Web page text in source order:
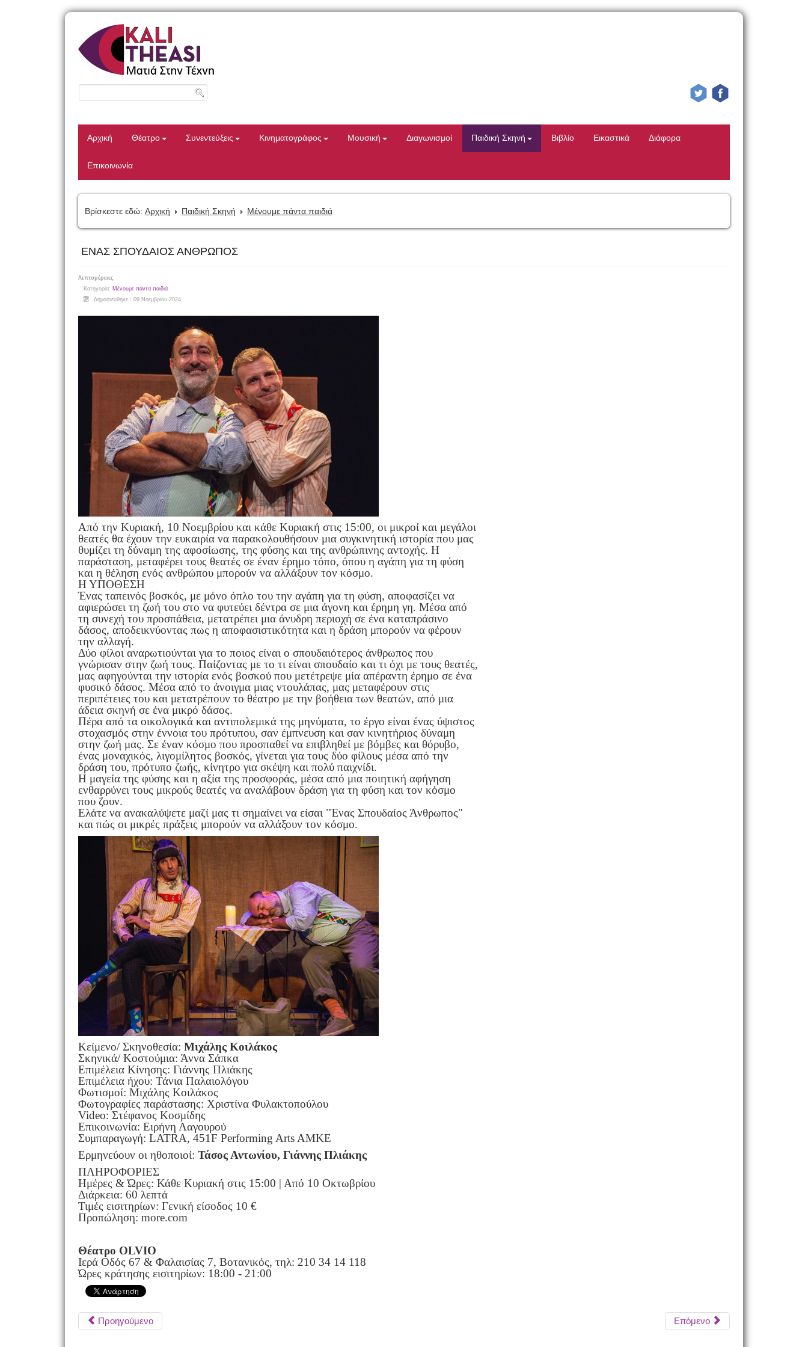
Αρχική Θέατρο Συνεντεύξεις Κινηματογράφος Μουσική Διαγωνισμοί Παιδική Σκηνή Βιβλίο Εικαστικά Διάφορα
Επικοινωνία
Βρίσκεστε εδώ: Αρχική Παιδική Σκηνή Μένουμε πάντα παιδιά
ΕΝΑΣ ΣΠΟΥΔΑΙΟΣ ΑΝΘΡΩΠΟΣ
Λεπτομέρειες
Κατηγορία: Μένουμε πάντα παιδιά
Δημοσιεύθηκε : 09 Νοεμβρίου 2024
Από την Κυριακή, 10 Νοεμβρίου και κάθε Κυριακή στις 15:00, οι μικροί και μεγάλοι
θεατές θα έχουν την ευκαιρία να παρακολουθήσουν μια συγκινητική ιστορία που μας
θυμίζει τη δύναμη της αφοσίωσης, της φύσης και της ανθρώπινης αντοχής. Η
παράσταση, μεταφέρει τους θεατές σε έναν έρημο τόπο, όπου η αγάπη για τη φύση
και η θέληση ενός ανθρώπου μπορούν να αλλάξουν τον κόσμο.
Η ΥΠΟΘΕΣΗ
Ένας ταπεινός βοσκός, με μόνο όπλο του την αγάπη για τη φύση, αποφασίζει να
αφιερώσει τη ζωή του στο να φυτεύει δέντρα σε μια άγονη και έρημη γη. Μέσα από
τη συνεχή του προσπάθεια, μετατρέπει μια άνυδρη περιοχή σε ένα καταπράσινο
δάσος, αποδεικνύοντας πως η αποφασιστικότητα και η δράση μπορούν να φέρουν
την αλλαγή.
Δύο φίλοι αναρωτιούνται για το ποιος είναι ο σπουδαιότερος άνθρωπος που
γνώρισαν στην ζωή τους. Παίζοντας με το τι είναι σπουδαίο και τι όχι με τους θεατές,
μας αφηγούνται την ιστορία ενός βοσκού που μετέτρεψε μία απέραντη έρημο σε ένα
φυσικό δάσος. Μέσα από το άνοιγμα μιας ντουλάπας, μας μεταφέρουν στις
περιπέτειες του και μετατρέπουν το θέατρο με την βοήθεια των θεατών, από μια
άδεια σκηνή σε ένα μικρό δάσος.
Πέρα από τα οικολογικά και αντιπολεμικά της μηνύματα, το έργο είναι ένας ύψιστος
στοχασμός στην έννοια του πρότυπου, σαν έμπνευση και σαν κινητήριος δύναμη
στην ζωή μας. Σε έναν κόσμο που προσπαθεί να επιβληθεί με βόμβες και θόρυβο,
ένας μοναχικός, λιγομίλητος βοσκός, γίνεται για τους δύο φίλους μέσα από την
δράση του, πρότυπο ζωής, κίνητρο για σκέψη και πολύ παιχνίδι.
Η μαγεία της φύσης και η αξία της προσφοράς, μέσα από μια ποιητική αφήγηση
ενθαρρύνει τους μικρούς θεατές να αναλάβουν δράση για τη φύση και τον κόσμο
που ζουν.
Ελάτε να ανακαλύψετε μαζί μας τι σημαίνει να είσαι "Ένας Σπουδαίος Άνθρωπος"
και πώς οι μικρές πράξεις μπορούν να αλλάξουν τον κόσμο.
Κείμενο/ Σκηνοθεσία: Μιχάλης Κοιλάκος
Σκηνικά/ Κοστούμια: Άννα Σάπκα
Επιμέλεια Κίνησης: Γιάννης Πλιάκης
Επιμέλεια ήχου: Τάνια Παλαιολόγου
Φωτισμοί: Μιχάλης Κοιλάκος
Φωτογραφίες παράστασης: Χριστίνα Φυλακτοπούλου
Video: Στέφανος Κοσμίδης
Επικοινωνία: Ειρήνη Λαγουρού
Συμπαραγωγή: LATRA, 451F Performing Arts AMKE
Ερμηνεύουν οι ηθοποιοί: Τάσος Αντωνίου, Γιάννης Πλιάκης
ΠΛΗΡΟΦΟΡΙΕΣ
Ημέρες & Ώρες: Κάθε Κυριακή στις 15:00 | Από 10 Οκτωβρίου
Διάρκεια: 60 λεπτά
Τιμές εισιτηρίων: Γενική είσοδος 10 €
Προπώληση: more.com
Θέατρο OLVIO
Ιερά Οδός 67 & Φαλαισίας 7, Βοτανικός, τηλ: 210 34 14 118
Ώρες κράτησης εισιτηρίων: 18:00 - 21:00
Προηγούμενο Επόμενο